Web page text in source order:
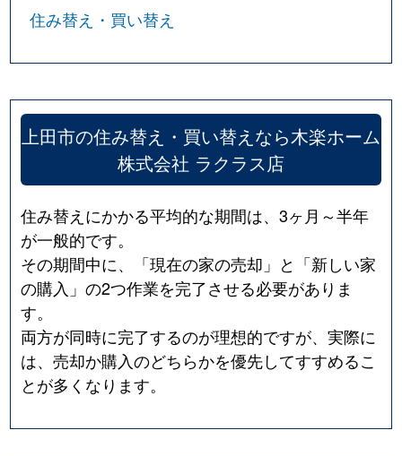
住み替え・買い替え
上田市の住み替え・買い替えなら木楽ホーム
株式会社 ラクラス店
住み替えにかかる平均的な期間は、3ヶ月～半年
が一般的です。
その期間中に、「現在の家の売却」と「新しい家
の購入」の2つ作業を完了させる必要がありま
す。
両方が同時に完了するのが理想的ですが、実際に
は、売却か購入のどちらかを優先してすすめるこ
とが多くなります。